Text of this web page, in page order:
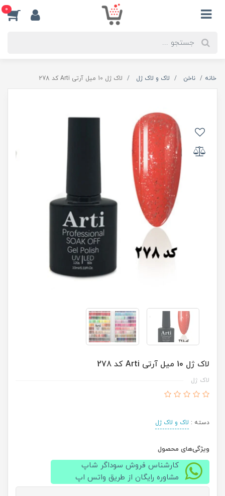
0
خانه ناخن لاک و لاک ژل لاک ژل 10 میل آرتی Arti کد 278
لاک ژل 10 میل آرتی Arti کد 278
لاک ژل
دسته : لاک و لاک ژل
ویژگی‌های محصول
کارشناس فروش سوداگر شاپ
مشاوره رایگان از طریق واتس اپ